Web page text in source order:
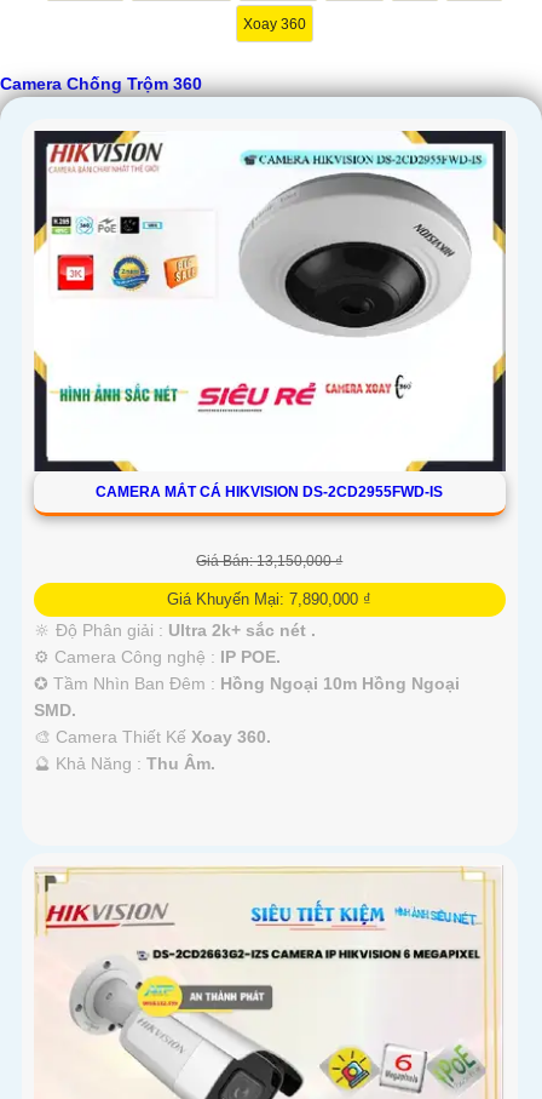
Xoay 360
Camera Chống Trộm 360
CAMERA MẮT CÁ HIKVISION DS-2CD2955FWD-IS
Giá Bán: 13,150,000 ₫
Giá Khuyến Mại: 7,890,000 ₫
🔆 Độ Phân giải : Ultra 2k+ sắc nét .
⚙ Camera Công nghệ : IP POE.
✪ Tầm Nhìn Ban Đêm : Hồng Ngoại 10m Hồng Ngoại
SMD.
🎨 Camera Thiết Kế Xoay 360.
️🔮 Khả Năng : Thu Âm.